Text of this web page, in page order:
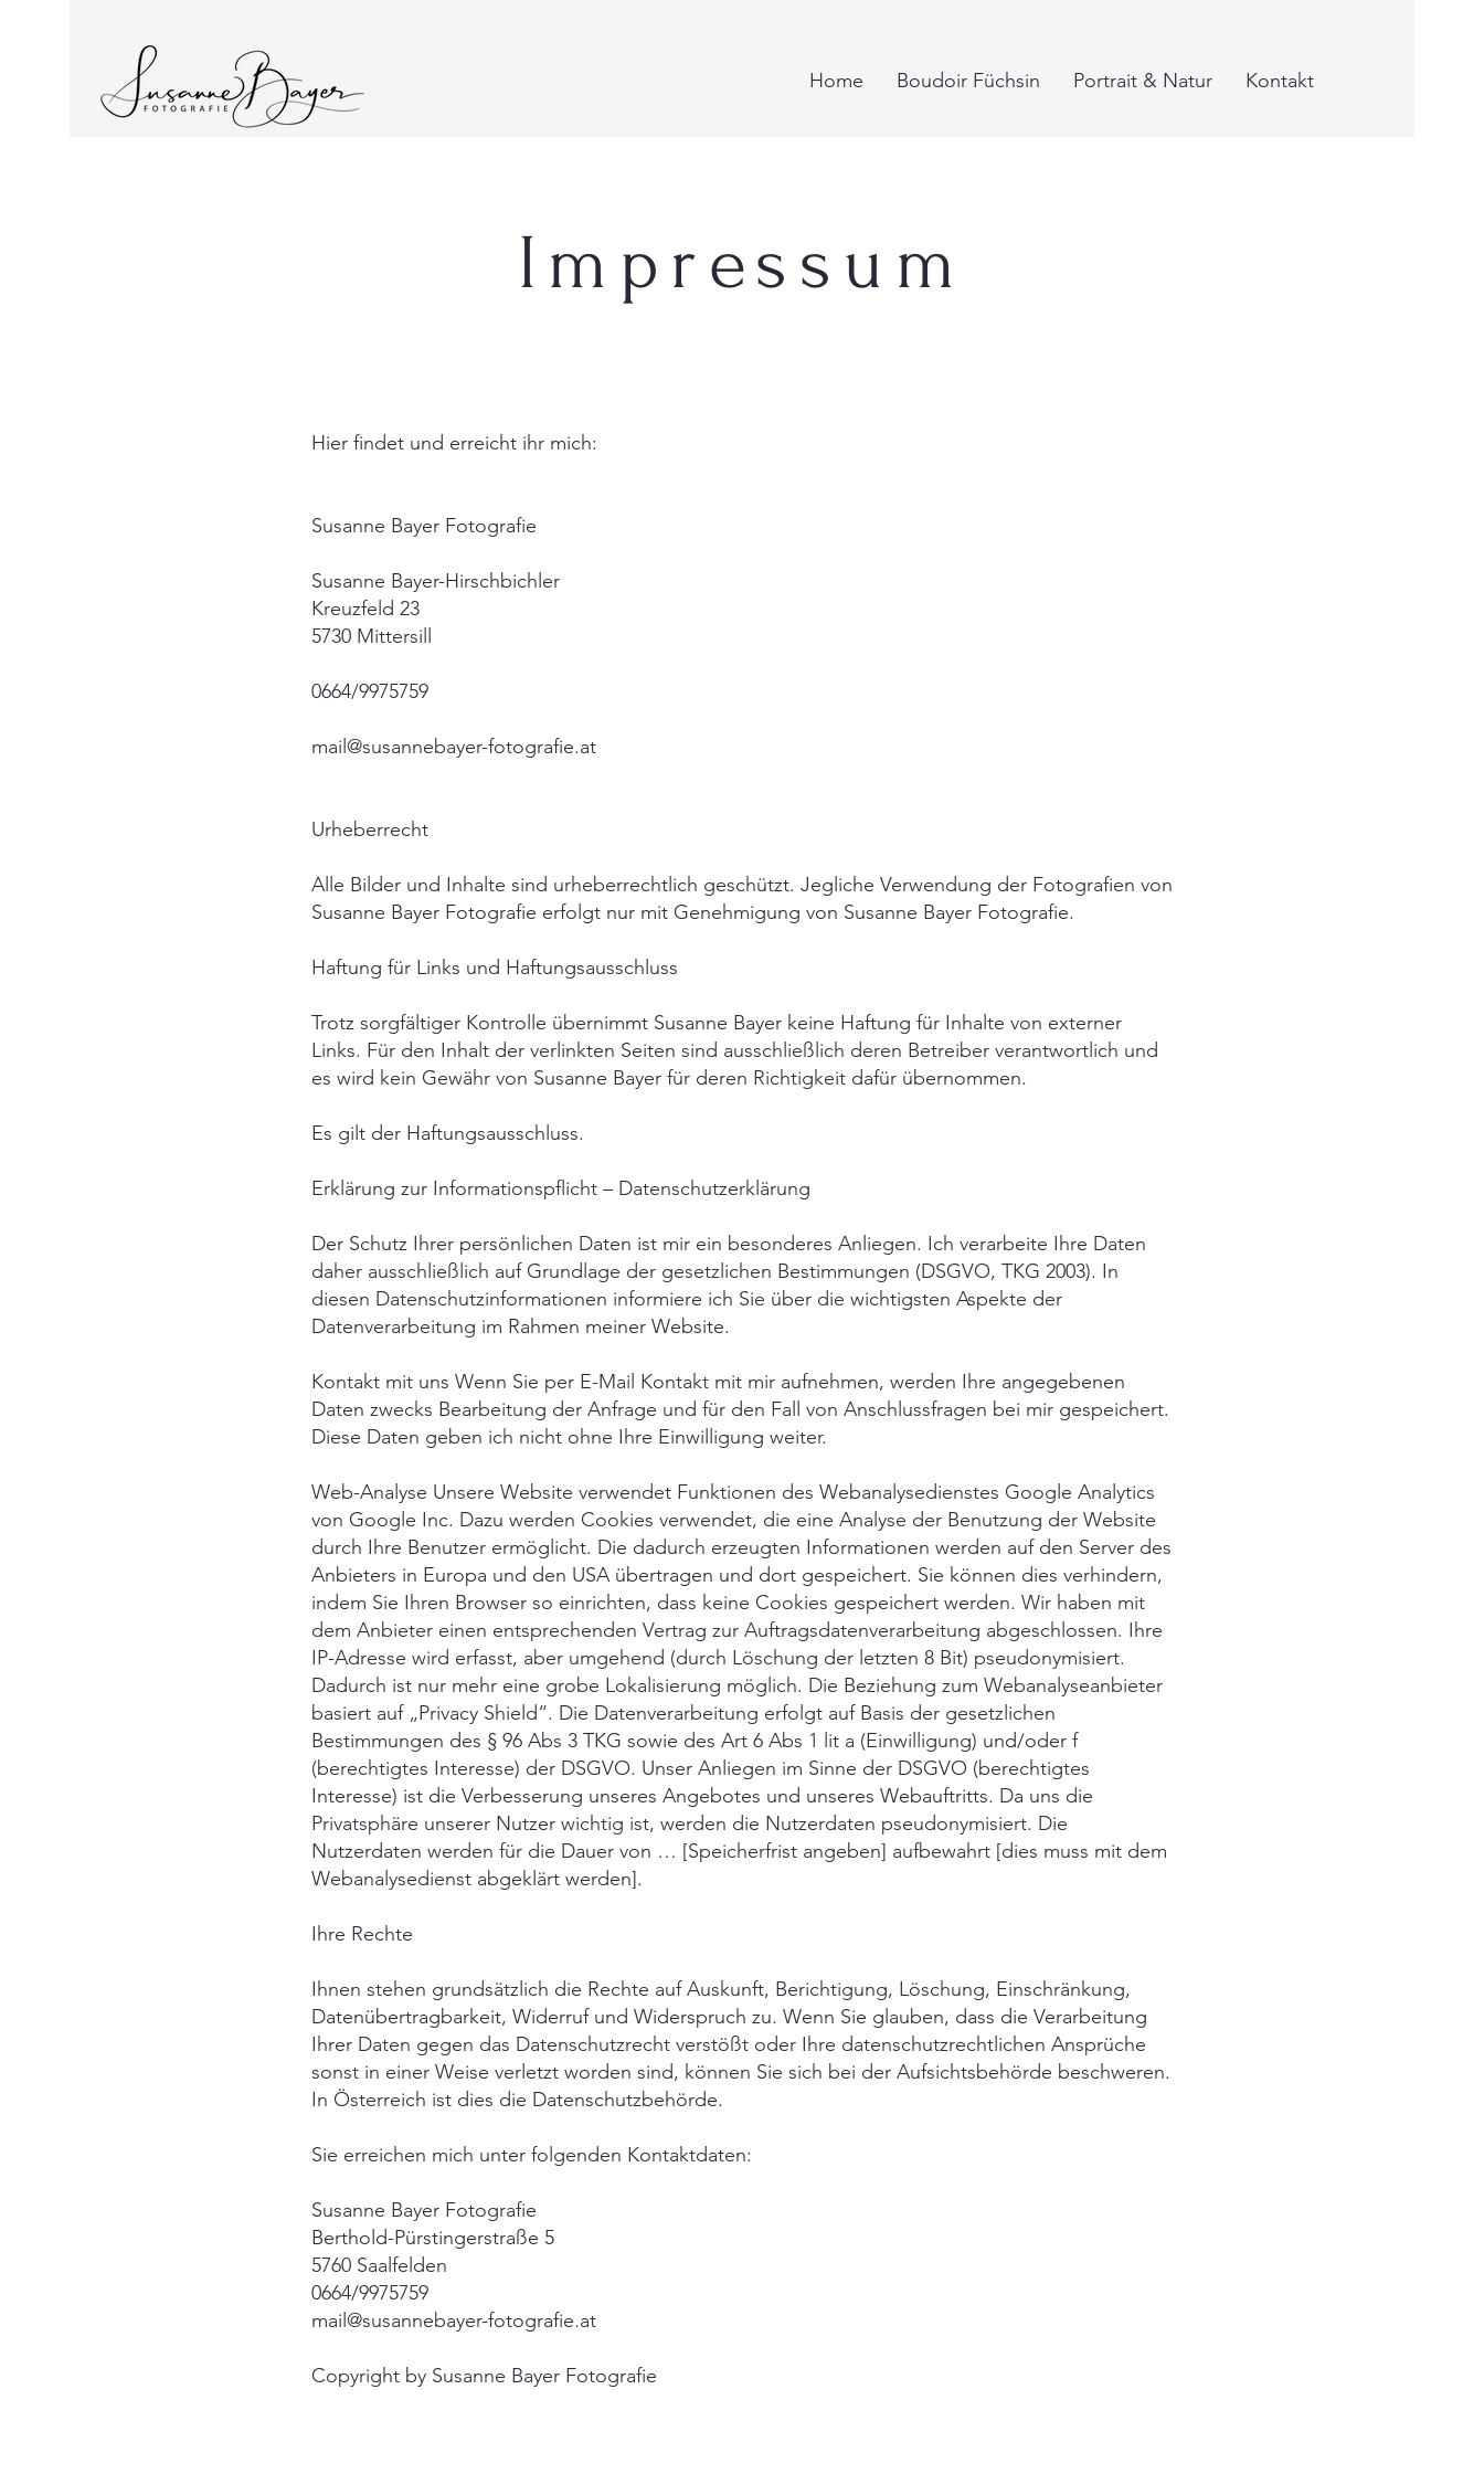
Home Boudoir Füchsin Portrait & Natur Kontakt
Impressum
Hier findet und erreicht ihr mich:
Susanne Bayer Fotografie
Susanne Bayer-Hirschbichler
​Kreuzfeld 23
5730 Mittersill
0664/9975759
mail@susannebayer-fotografie.at
Urheberrecht
Alle Bilder und Inhalte sind urheberrechtlich geschützt. Jegliche Verwendung der Fotografien von
Susanne Bayer Fotografie erfolgt nur mit Genehmigung von Susanne Bayer Fotografie.
Haftung für Links und Haftungsausschluss
Trotz sorgfältiger Kontrolle übernimmt Susanne Bayer keine Haftung für Inhalte von externer
Links. Für den Inhalt der verlinkten Seiten sind ausschließlich deren Betreiber verantwortlich und
es wird kein Gewähr von Susanne Bayer für deren Richtigkeit dafür übernommen.
Es gilt der Haftungsausschluss.
Erklärung zur Informationspflicht – Datenschutzerklärung
Der Schutz Ihrer persönlichen Daten ist mir ein besonderes Anliegen. Ich verarbeite Ihre Daten
daher ausschließlich auf Grundlage der gesetzlichen Bestimmungen (DSGVO, TKG 2003). In
diesen Datenschutzinformationen informiere ich Sie über die wichtigsten Aspekte der
Datenverarbeitung im Rahmen meiner Website.
Kontakt mit uns Wenn Sie per E-Mail Kontakt mit mir aufnehmen, werden Ihre angegebenen
Daten zwecks Bearbeitung der Anfrage und für den Fall von Anschlussfragen bei mir gespeichert.
Diese Daten geben ich nicht ohne Ihre Einwilligung weiter.
Web-Analyse Unsere Website verwendet Funktionen des Webanalysedienstes Google Analytics
von Google Inc. Dazu werden Cookies verwendet, die eine Analyse der Benutzung der Website
durch Ihre Benutzer ermöglicht. Die dadurch erzeugten Informationen werden auf den Server des
Anbieters in Europa und den USA übertragen und dort gespeichert. Sie können dies verhindern,
indem Sie Ihren Browser so einrichten, dass keine Cookies gespeichert werden. Wir haben mit
dem Anbieter einen entsprechenden Vertrag zur Auftragsdatenverarbeitung abgeschlossen. Ihre
IP-Adresse wird erfasst, aber umgehend (durch Löschung der letzten 8 Bit) pseudonymisiert.
Dadurch ist nur mehr eine grobe Lokalisierung möglich. Die Beziehung zum Webanalyseanbieter
basiert auf „Privacy Shield“. Die Datenverarbeitung erfolgt auf Basis der gesetzlichen
Bestimmungen des § 96 Abs 3 TKG sowie des Art 6 Abs 1 lit a (Einwilligung) und/oder f
(berechtigtes Interesse) der DSGVO. Unser Anliegen im Sinne der DSGVO (berechtigtes
Interesse) ist die Verbesserung unseres Angebotes und unseres Webauftritts. Da uns die
Privatsphäre unserer Nutzer wichtig ist, werden die Nutzerdaten pseudonymisiert. Die
Nutzerdaten werden für die Dauer von … [Speicherfrist angeben] aufbewahrt [dies muss mit dem
Webanalysedienst abgeklärt werden].
Ihre Rechte
Ihnen stehen grundsätzlich die Rechte auf Auskunft, Berichtigung, Löschung, Einschränkung,
Datenübertragbarkeit, Widerruf und Widerspruch zu. Wenn Sie glauben, dass die Verarbeitung
Ihrer Daten gegen das Datenschutzrecht verstößt oder Ihre datenschutzrechtlichen Ansprüche
sonst in einer Weise verletzt worden sind, können Sie sich bei der Aufsichtsbehörde beschweren.
In Österreich ist dies die Datenschutzbehörde.
Sie erreichen mich unter folgenden Kontaktdaten:
Susanne Bayer Fotografie
Berthold-Pürstingerstraße 5
5760 Saalfelden
0664/9975759
mail@susannebayer-fotografie.at
Copyright by Susanne Bayer Fotografie